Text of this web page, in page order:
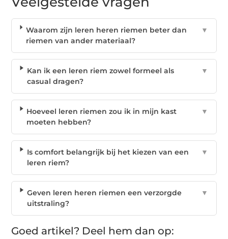
Waarom zijn leren heren riemen beter dan
riemen van ander materiaal?
▼
Kan ik een leren riem zowel formeel als
casual dragen?
▼
Hoeveel leren riemen zou ik in mijn kast
moeten hebben?
▼
Is comfort belangrijk bij het kiezen van een
leren riem?
▼
Geven leren heren riemen een verzorgde
uitstraling?
▼
Goed artikel? Deel hem dan op: